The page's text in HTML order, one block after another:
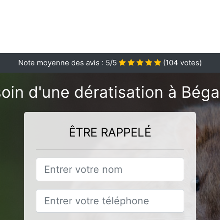
Note moyenne des avis : 5/5 (104 votes)
d'une dératisation à
ÊTRE RAPPELÉ